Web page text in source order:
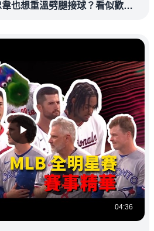
也想重溫劈腿接球？看似歡樂
04:36